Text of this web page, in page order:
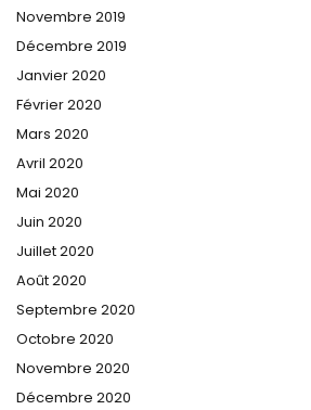
Novembre 2019
Décembre 2019
Janvier 2020
Février 2020
Mars 2020
Avril 2020
Mai 2020
Juin 2020
Juillet 2020
Août 2020
Septembre 2020
Octobre 2020
Novembre 2020
Décembre 2020